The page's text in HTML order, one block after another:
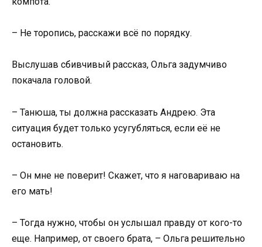
– Не торопись, расскажи всё по порядку.
Выслушав сбивчивый рассказ, Ольга задумчиво
покачала головой.
– Танюша, ты должна рассказать Андрею. Эта
ситуация будет только усугубляться, если её не
остановить.
– Он мне не поверит! Скажет, что я наговариваю на
его мать!
– Тогда нужно, чтобы он услышал правду от кого-то
еще. Например, от своего брата, – Ольга решительно